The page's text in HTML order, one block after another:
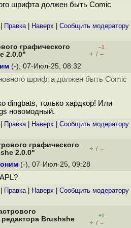
шрифта должен быть Comic
Правка| Наверх Cообщить модератору
графического
2.0.0"
–1
+ / –
(-), 07-Июл-25, 08:32
шрифта должен быть Comic
dingbats, только xapдкop! Или
новомодный.
Правка| Наверх Cообщить модератору
графического
2.0.0"
+ / –
(-), 07-Июл-25, 09:28
Правка| Наверх Cообщить модератору
редактора Brushshe
+1
+ / –